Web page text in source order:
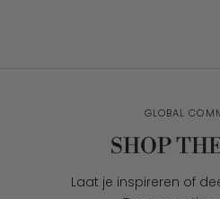
GLOBAL
SHOP
Laat je inspireren of